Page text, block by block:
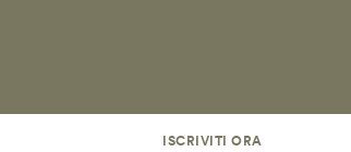
ISCRIVITI ORA